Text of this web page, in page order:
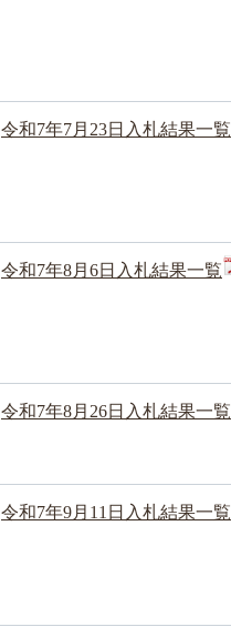
令和7年7月23日入札結果一覧
令和7年8月6日入札結果一覧
令和7年8月26日入札結果一覧
令和7年9月11日入札結果一覧